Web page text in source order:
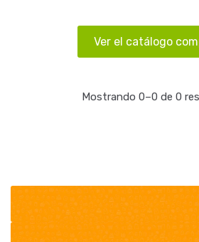
Ver el catálogo
Mostrando 0–0 de 0